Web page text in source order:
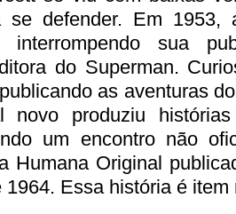
se defender. Em 1953,
interrompendo sua
do Superman.
as aventuras
novo produziu
um encontro não
Humana Original
1964. Essa história é